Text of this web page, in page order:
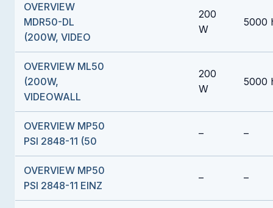
OVERVIEW
MDR50-DL
(200W, VIDEO
200
W
5000
OVERVIEW ML50
(200W,
VIDEOWALL
200
W
5000
OVERVIEW MP50
PSI 2848-11 (50
– –
OVERVIEW MP50
PSI 2848-11 EINZ
– –